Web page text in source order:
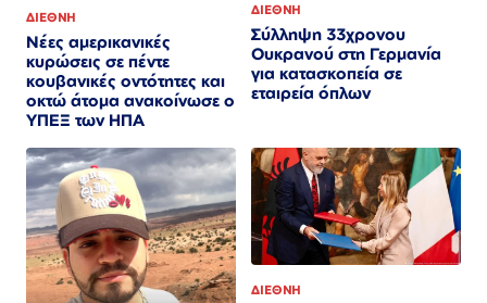
ΔΙΕΘΝΗ
Νέες αμερικανικές
κυρώσεις σε πέντε
κουβανικές οντότητες και
οκτώ άτομα ανακοίνωσε ο
ΥΠΕΞ των ΗΠΑ
ΔΙΕΘΝΗ
Σύλληψη 33χρονου
Ουκρανού στη Γερμανία
για κατασκοπεία σε
εταιρεία όπλων
ΔΙΕΘΝΗ